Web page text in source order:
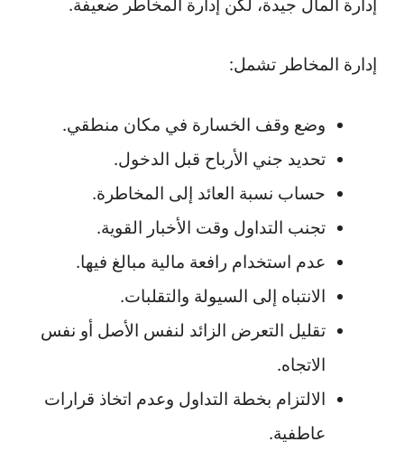
إدارة المال جيدة، لكن إدارة المخاطر ضعيفة.
إدارة المخاطر تشمل:
وضع وقف الخسارة في مكان منطقي.
تحديد جني الأرباح قبل الدخول.
حساب نسبة العائد إلى المخاطرة.
تجنب التداول وقت الأخبار القوية.
عدم استخدام رافعة مالية مبالغ فيها.
الانتباه إلى السيولة والتقلبات.
تقليل التعرض الزائد لنفس الأصل أو نفس
الاتجاه.
الالتزام بخطة التداول وعدم اتخاذ قرارات
عاطفية.